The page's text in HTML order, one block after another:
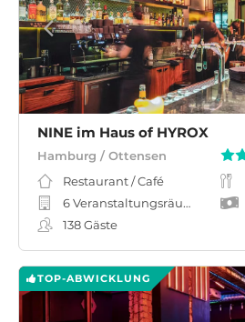
NINE im Haus of HYROX
Hamburg / Ottensen
Restaurant / Café
6 Veranstaltungsräume
138Gäste
TOP-ABWICKLUNG